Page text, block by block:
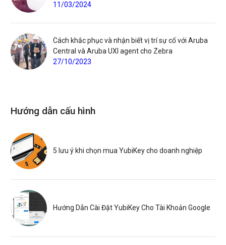
11/03/2024
Cách khắc phục và nhận biết vị trí sự cố với Aruba
Central và Aruba UXI agent cho Zebra
27/10/2023
Hướng dẫn cấu hình
5 lưu ý khi chọn mua YubiKey cho doanh nghiệp
Hướng Dẫn Cài Đặt YubiKey Cho Tài Khoản Google